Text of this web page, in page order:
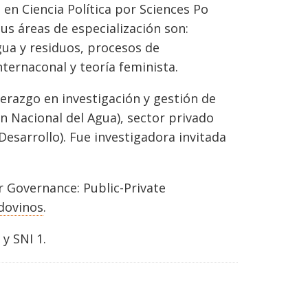
Ciencia Política por Sciences Po
áreas de especialización son:
y residuos, procesos de
y teoría feminista.
en investigación y gestión de
Nacional del Agua), sector privado
Fue investigadora invitada
Public-Private
.
SNI 1.